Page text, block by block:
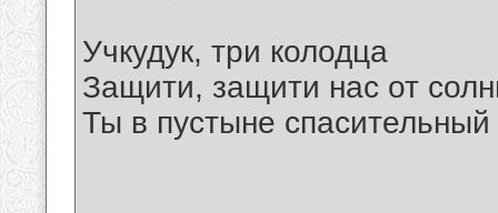
Учкудук, три колодца
Защити, защити нас от
Ты в пустыне спасительный